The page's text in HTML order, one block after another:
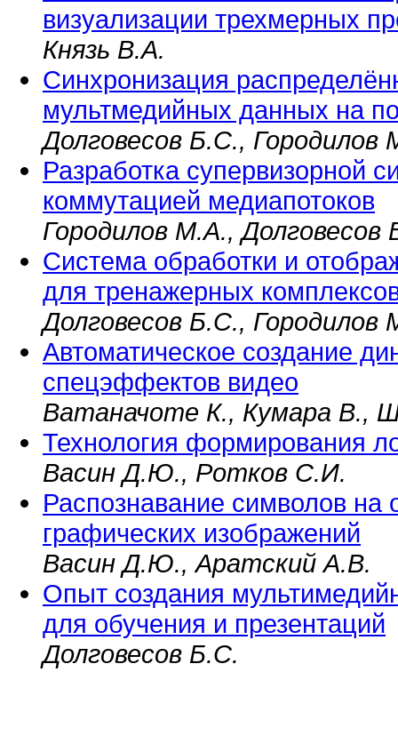
визуализации трехмерных
Князь В.А.
Синхронизация
мультмедийных данных на
Долговесов Б.С.,
Разработка супервизорной
коммутацией медиапотоков
Городилов М.А.,
Система обработки и
для тренажерных
Долговесов Б.С.,
Автоматическое создание
спецэффектов видео
Ватаначоте К., Кумара В.,
Технология формирования
Васин Д.Ю., Ротков С.И.
Распознавание символов
графических изображений
Васин Д.Ю., Аратский А.В.
Опыт создания
для обучения и презентаций
Долговесов Б.С.